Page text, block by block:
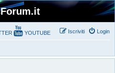
YOUTUBE Login
Iscriviti